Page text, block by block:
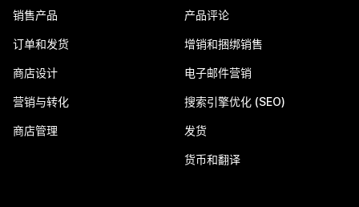
销售产品
订单和发货
商店设计
营销与转化
商店管理
产品评论
增销和捆绑销售
电子邮件营销
搜索引擎优化 (SEO)
发货
货币和翻译